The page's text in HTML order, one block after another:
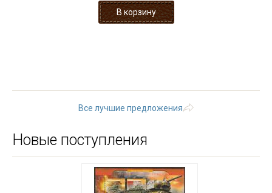
Все лучшие предложения
Новые поступления